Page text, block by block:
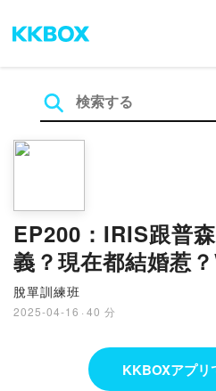
EP200：IRIS跟普
義？現在都結婚惹
脫單訓練班
2025-04-16 · 40 分
KKBOXアプリ